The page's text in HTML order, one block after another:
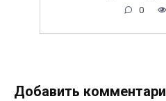
0
Добавить